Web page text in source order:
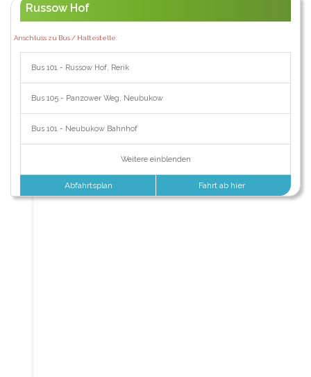
Russow Hof
Anschluss zu Bus / Haltestelle:
Bus 101 - Russow Hof, Rerik
Bus 105 - Panzower Weg, Neubukow
Bus 101 - Neubukow Bahnhof
Weitere einblenden
Abfahrtsplan Fahrt ab hier